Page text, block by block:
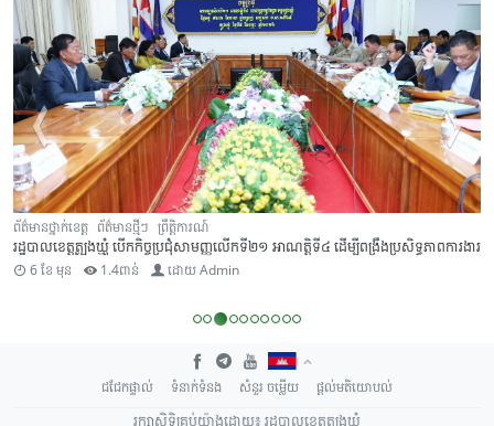
ព័ត៌មានថ្នាក់ខេត្ត ព័ត៌មានថ្មីៗ ព្រឹត្តិការណ៍
រដ្ឋបាលខេត្តត្បូងឃ្មុំ បើកកិច្ចប្រជុំសាមញ្ញលើកទី២១ អាណត្តិទី៤ ដើម្បីពង្រឹងប្រសិទ្ធភាពការងារ
6 ខែ មុន 1.4ពាន់ ដោយAdmin
ជជែកផ្ទាល់ ទំនាក់ទំនង សំនួរ ចម្លើយ
ផ្តល់មតិយោបល់
រក្សាសិទ្ធិគ្រប់យ៉ាងដោយ៖ រដ្ឋបាលខេត្តត្បូងឃ្មុំ